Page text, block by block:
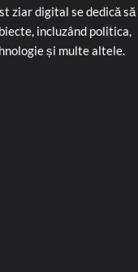
ziar digital se dedică să
incluzând politica,
și multe altele.